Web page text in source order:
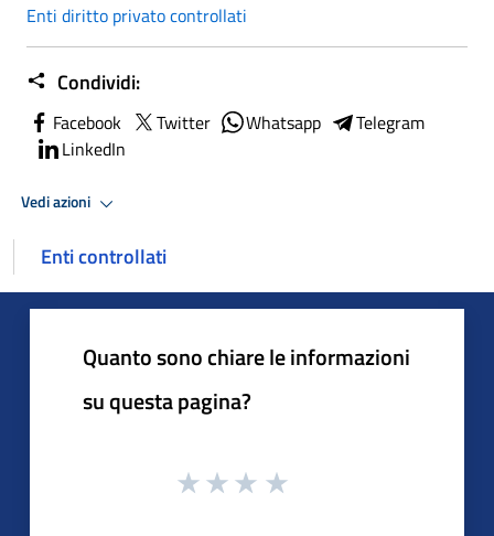
Enti diritto privato controllati
Condividi:
Facebook Twitter Whatsapp
Telegram
LinkedIn
Vedi azioni
Enti controllati
Quanto sono chiare le informazioni
su questa pagina?